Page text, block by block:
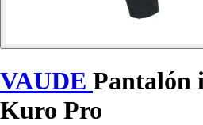
VAUDE Pantalón
Kuro Pro